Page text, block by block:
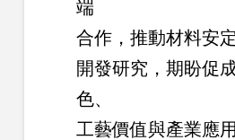
端
合作，推動材料安
開發研究，期盼促
色、
工藝價值與產業應